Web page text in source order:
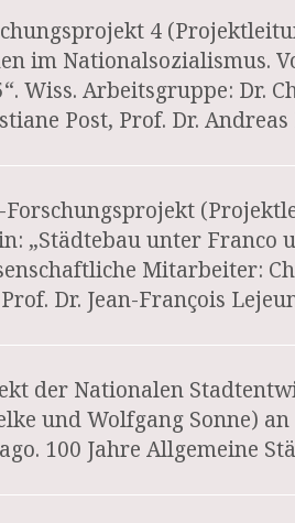
4
im Nationalsozialismus.
Wiss. Arbeitsgruppe: Dr.
Post, Prof. Dr.
Forschungsprojekt
„Städtebau unter Franco
Mitarbeiter:
Dr. Jean-François
der Nationalen
und Wolfgang Sonne)
100 Jahre Allgemeine